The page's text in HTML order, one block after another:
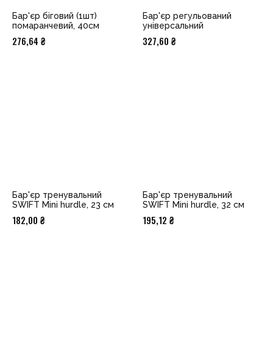
Бар'єр біговий (1шт)
помаранчевий, 40см
276,64 ₴
Бар'єр регульований
універсальний
327,60 ₴
Бар'єр тренувальний
SWIFT Mini hurdle, 23 см
182,00 ₴
Бар'єр тренувальний
SWIFT Mini hurdle, 32 см
195,12 ₴